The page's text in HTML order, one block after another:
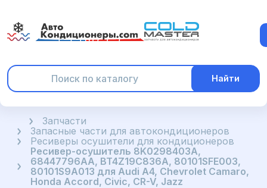
Найти
ГлавнаяЗапчасти
Запасные части для автокондиционеров
Ресиверы осушители для кондиционеров
Ресивер-осушитель 8K0298403A,
68447796AA, BT4Z19C836A, 80101SFE003,
80101S9A013 для Audi A4, Chevrolet Camaro,
Honda Accord, Civic, CR-V, Jazz